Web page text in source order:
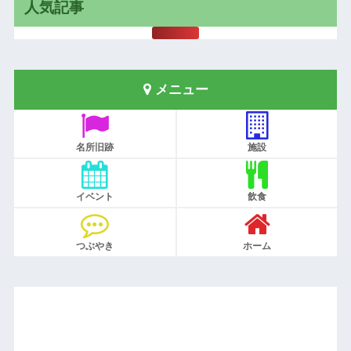
人気記事
メニュー
名所旧跡 施設
イベント 飲食
つぶやき ホーム